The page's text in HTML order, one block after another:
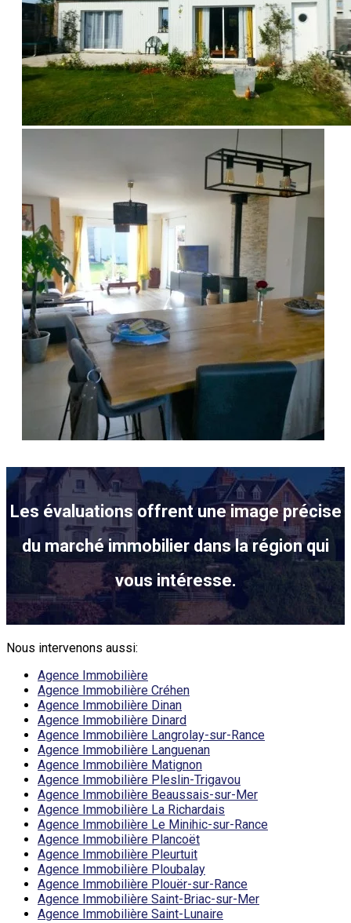
Les évaluations offrent une image précise
du marché immobilier dans la région qui
vous intéresse.
Nous intervenons aussi:
Agence Immobilière
Agence Immobilière Créhen
Agence Immobilière Dinan
Agence Immobilière Dinard
Agence Immobilière Langrolay-sur-Rance
Agence Immobilière Languenan
Agence Immobilière Matignon
Agence Immobilière Pleslin-Trigavou
Agence Immobilière Beaussais-sur-Mer
Agence Immobilière La Richardais
Agence Immobilière Le Minihic-sur-Rance
Agence Immobilière Plancoët
Agence Immobilière Pleurtuit
Agence Immobilière Ploubalay
Agence Immobilière Plouër-sur-Rance
Agence Immobilière Saint-Briac-sur-Mer
Agence Immobilière Saint-Lunaire